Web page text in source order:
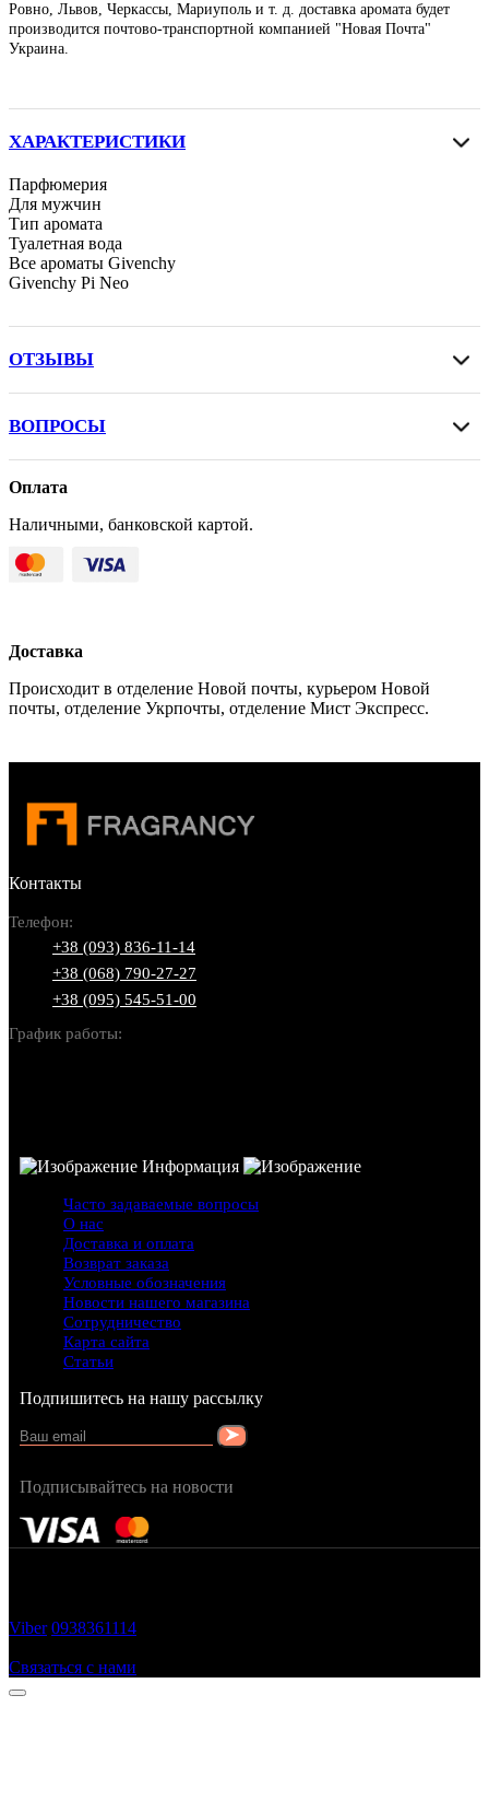
Ровно, Львов, Черкассы, Мариуполь и т. д. доставка аромата будет
производится почтово-транспортной компанией "Новая Почта"
Украина.
ХАРАКТЕРИСТИКИ
Парфюмерия
Для мужчин
Тип аромата
Туалетная вода
Все ароматы Givenchy
Givenchy Pi Neo
ОТЗЫВЫ
ВОПРОСЫ
Оплата
Наличными, банковской картой.
Доставка
Происходит в отделение Новой почты, курьером Новой
почты, отделение Укрпочты, отделение Мист Экспресс.
Контакты
Телефон:
+38 (093) 836-11-14
+38 (068) 790-27-27
+38 (095) 545-51-00
График работы:
Информация
Часто задаваемые вопросы
О нас
Доставка и оплата
Возврат заказа
Условные обозначения
Новости нашего магазина
Сотрудничество
Карта сайта
Статьи
Подпишитесь на нашу рассылку
Подписывайтесь на новости
Viber 0938361114
Связаться с нами